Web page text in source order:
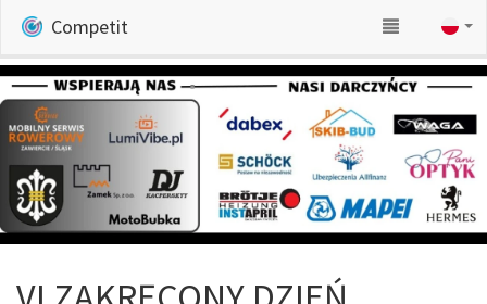
Competit